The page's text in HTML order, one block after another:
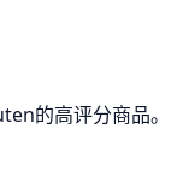
的高评分商品。